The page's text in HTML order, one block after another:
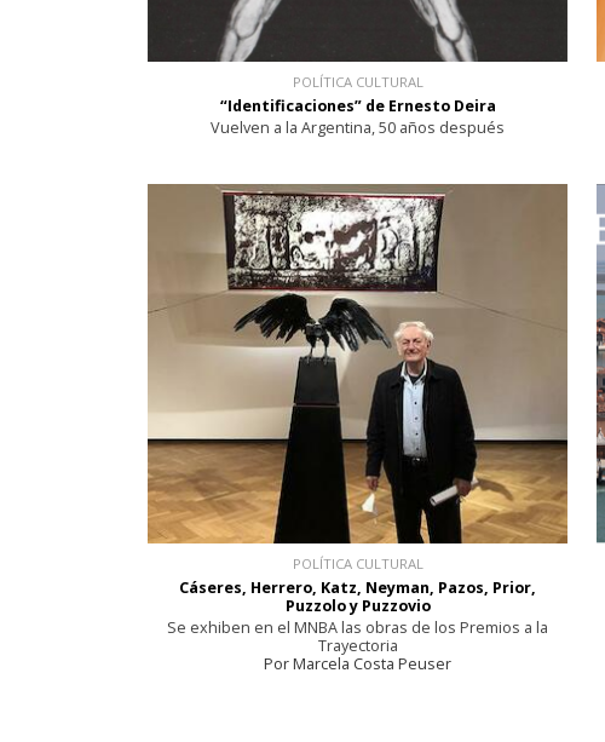
POLÍTICA CULTURAL
“Identificaciones” de Ernesto Deira
Vuelven a la Argentina, 50 años después
POLÍTICA CULTURAL
Cáseres, Herrero, Katz, Neyman, Pazos, Prior,
Puzzolo y Puzzovio
Se exhiben en el MNBA las obras de los Premios a la
Trayectoria
Por Marcela Costa Peuser